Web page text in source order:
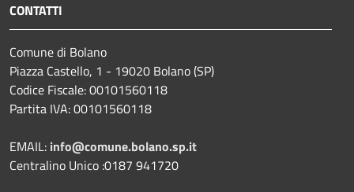
CONTATTI
Comune di Bolano
Piazza Castello, 1 - 19020 Bolano (SP)
Codice Fiscale: 00101560118
Partita IVA: 00101560118
EMAIL: info@comune.bolano.sp.it
Centralino Unico :0187 941720